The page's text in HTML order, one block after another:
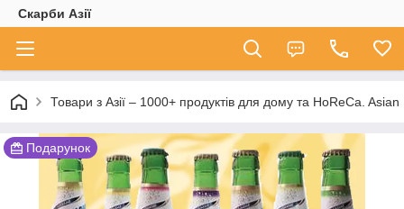
Скарби Азії
Товари з Азії – 1000+ продуктів для дому та HoReCa.
Подарунок